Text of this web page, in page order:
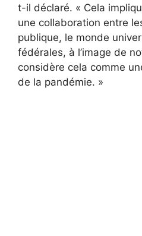
t-il déclaré. « Cela
une collaboration entre
publique, le monde
fédérales, à l’image de
considère cela comme
de la pandémie. »